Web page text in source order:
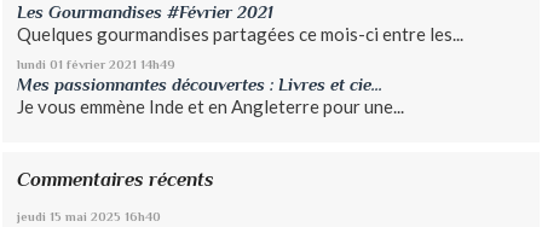
Les Gourmandises #Février 2021
Quelques gourmandises partagées ce mois-ci entre les...
lundi 01 février 2021 14h49
Mes passionnantes découvertes : Livres et cie...
Je vous emmène Inde et en Angleterre pour une...
Commentaires récents
jeudi 15 mai 2025 16h40